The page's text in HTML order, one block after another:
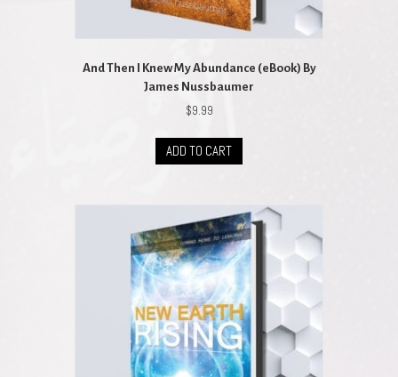
And Then I Knew My Abundance (eBook) By
James Nussbaumer
$9.99
ADD TO CART